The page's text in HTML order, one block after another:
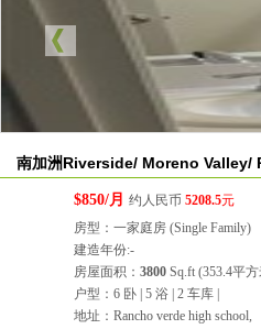
南加洲Riverside/ Moreno Valley/
$850/月约人民币5208.5元
房型：一家庭房 (Single Family)
建造年份:-
房屋面积：3800 Sq.ft (353.4平
户型：6 卧 | 5 浴 | 2 车库 |
地址：Rancho verde high school,